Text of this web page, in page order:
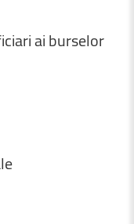
aiburselor